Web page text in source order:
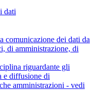
dati
comunicazione dei dati da
di amministrazione, di
riguardante gli
e diffusione di
amministrazioni - vedi